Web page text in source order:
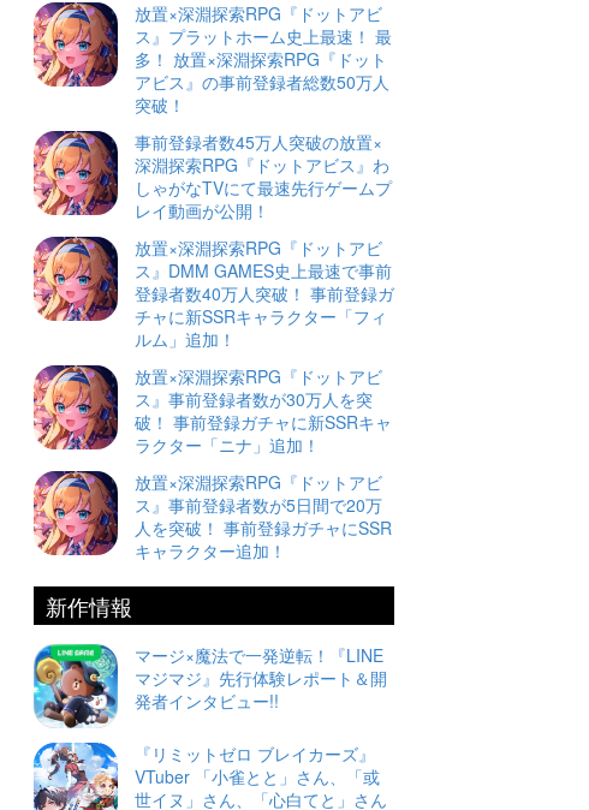
放置×深淵探索RPG『ドットアビ
ス』プラットホーム史上最速！ 最
多！ 放置×深淵探索RPG『ドット
アビス』の事前登録者総数50万人
突破！
事前登録者数45万人突破の放置×
深淵探索RPG『ドットアビス』わ
しゃがなTVにて最速先行ゲームプ
レイ動画が公開！
放置×深淵探索RPG『ドットアビ
ス』DMM GAMES史上最速で事前
登録者数40万人突破！ 事前登録ガ
チャに新SSRキャラクター「フィ
ルム」追加！
放置×深淵探索RPG『ドットアビ
ス』事前登録者数が30万人を突
破！ 事前登録ガチャに新SSRキャ
ラクター「ニナ」追加！
放置×深淵探索RPG『ドットアビ
ス』事前登録者数が5日間で20万
人を突破！ 事前登録ガチャにSSR
キャラクター追加！
新作情報
マージ×魔法で一発逆転！『LINE
マジマジ』先行体験レポート＆開
発者インタビュー!!
『リミットゼロ ブレイカーズ』
VTuber 「小雀とと」さん、「或
世イヌ」さん、「心白てと」さん